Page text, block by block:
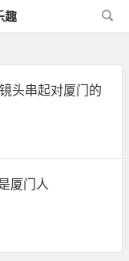
趣
头串起对厦门的
厦门人